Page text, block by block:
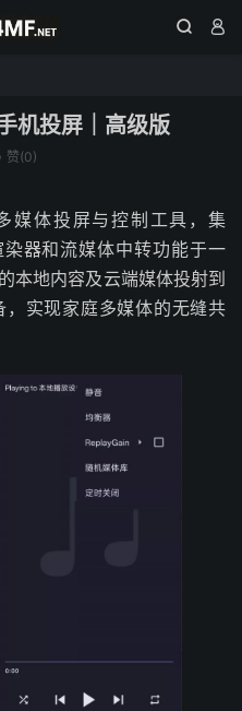
 
机投屏｜高级版
赞(0)
媒体投屏与控制工具，集
器和流媒体中转功能于一
本地内容及云端媒体投射到
实现家庭多媒体的无缝共